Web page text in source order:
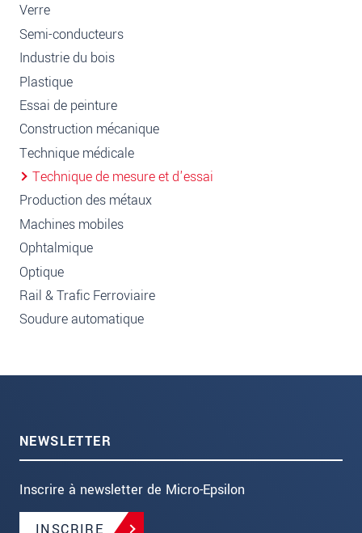
Verre
Semi-conducteurs
Industrie du bois
Plastique
Essai de peinture
Construction mécanique
Technique médicale
Technique de mesure et d'essai
Production des métaux
Machines mobiles
Ophtalmique
Optique
Rail & Trafic Ferroviaire
Soudure automatique
NEWSLETTER
Inscrire à newsletter de Micro-Epsilon